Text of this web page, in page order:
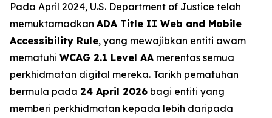
Pada April 2024, U.S. Department of Justice telah
memuktamadkan ADA Title II Web and Mobile
Accessibility Rule, yang mewajibkan entiti awam
mematuhi WCAG 2.1 Level AA merentas semua
perkhidmatan digital mereka. Tarikh pematuhan
bermula pada 24 April 2026 bagi entiti yang
memberi perkhidmatan kepada lebih daripada